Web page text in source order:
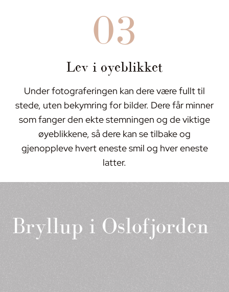
03
Lev i øyeblikket
Under fotograferingen kan dere være fullt til
stede, uten bekymring for bilder. Dere får minner
som fanger den ekte stemningen og de viktige
øyeblikkene, så dere kan se tilbake og
gjenoppleve hvert eneste smil og hver eneste
latter.
Bryllup i Oslofjorden